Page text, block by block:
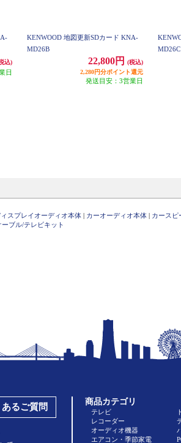
込)
日
KENWOOD 地図更新SDカード KNA-
MD26B
22,800円
(税込)
2,280円分ポイント還元
発送目安：3営業日
MD26C
スプレイオーディオ本体 | カーオーディオ本体 | カースピ
ーブル/テレビキット
るご質問
商品カテゴリ
テレビ
レコーダー
オーディオ機器
エアコン・季節家電